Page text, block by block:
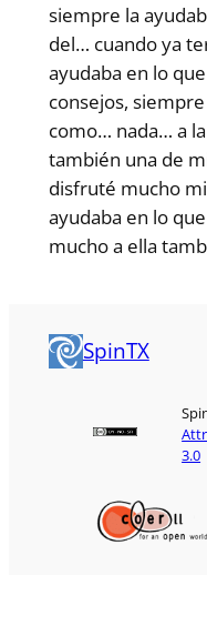
siempre la
del… cuando ya
ayudaba en lo
consejos,
como… nada… a
también una de
disfruté mucho
ayudaba en lo
mucho a ella
SpinTX
3.0